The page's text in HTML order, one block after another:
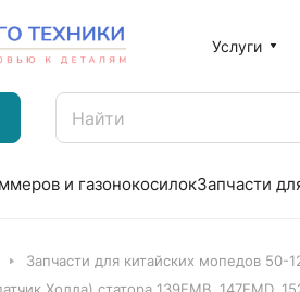
Услуги
и газонокосилокЗапчасти
Запчасти для китайских мопедов 50-